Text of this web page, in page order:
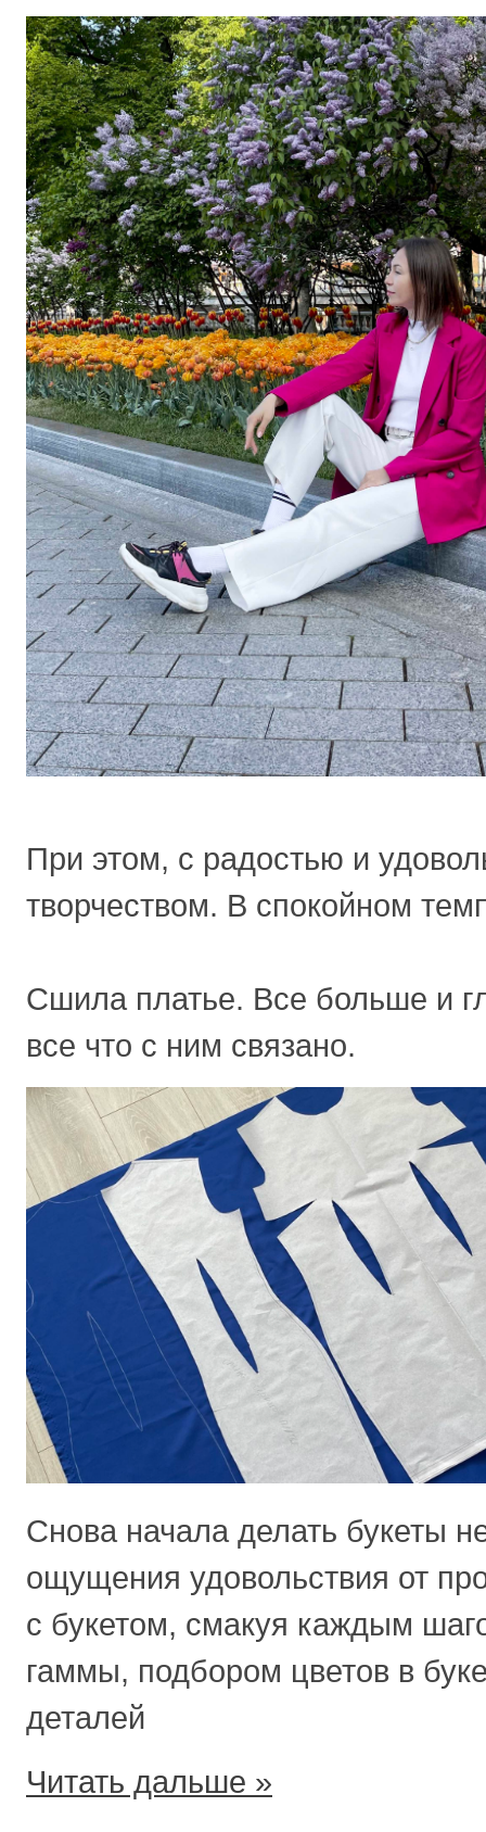
При этом, с радостью и
творчеством. В спокойном
Сшила платье. Все больше и
все что с ним связано.
Снова начала делать букеты
ощущения удовольствия от
с букетом, смакуя каждым
гаммы, подбором цветов в
деталей
Читать дальше »